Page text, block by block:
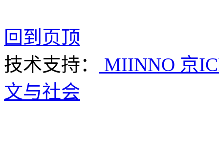
回到页顶
技术支持：
MIINNO 京
文与社会